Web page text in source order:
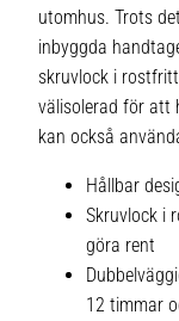
utomhus. Trots
inbyggda
skruvlock i
välisolerad för att
kan också
Hållbar
Skruvlock i
göra rent
12 timmar